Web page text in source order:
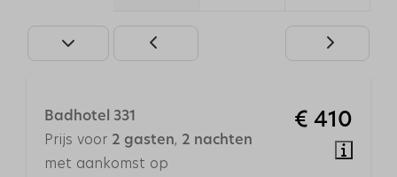
Toegankelijkheid
Lift
Veiligheid
Rookmelder
€ 410
Badhotel 331
Prijs voor 2 gasten, 2 nachten
met aankomst op